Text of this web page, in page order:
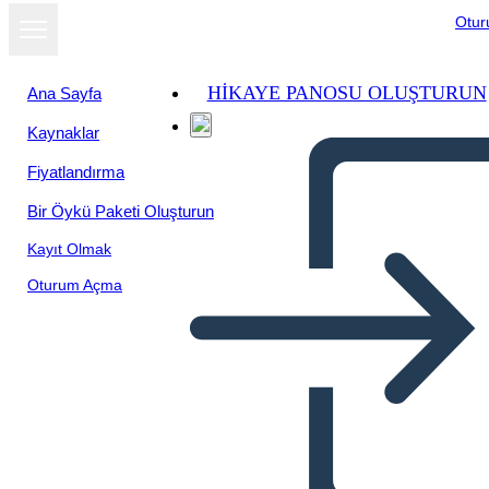
Ana Sayfa
Kaynaklar
Fiyatlandırma
Bir Öykü Paketi Oluşturun
Kayıt Olmak
Oturum Açma
HIKAYE PANOSU OLUŞTURUN
Road to the 19mo